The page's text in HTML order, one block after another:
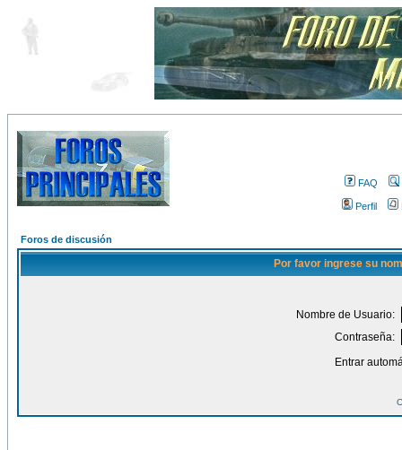
FAQ
Perfil
Foros de discusión
Por favor ingrese su
Nombre de Usuario:
Contraseña:
Entrar